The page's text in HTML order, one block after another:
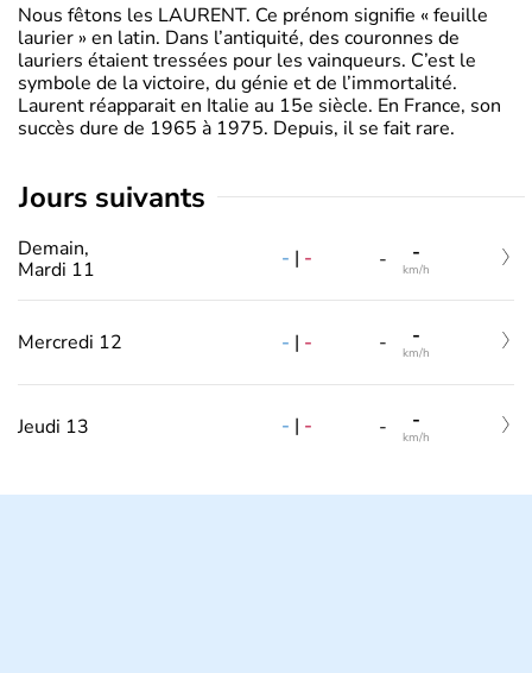
Nous fêtons les LAURENT. Ce prénom signifie « feuille
laurier » en latin. Dans l’antiquité, des couronnes de
lauriers étaient tressées pour les vainqueurs. C’est le
symbole de la victoire, du génie et de l’immortalité.
Laurent réapparait en Italie au 15e siècle. En France, son
succès dure de 1965 à 1975. Depuis, il se fait rare.
jours suivants
Demain,
Mardi 11
- | - - -
km/h
Mercredi 12 - | - - -
km/h
Jeudi 13 - | - - -
km/h